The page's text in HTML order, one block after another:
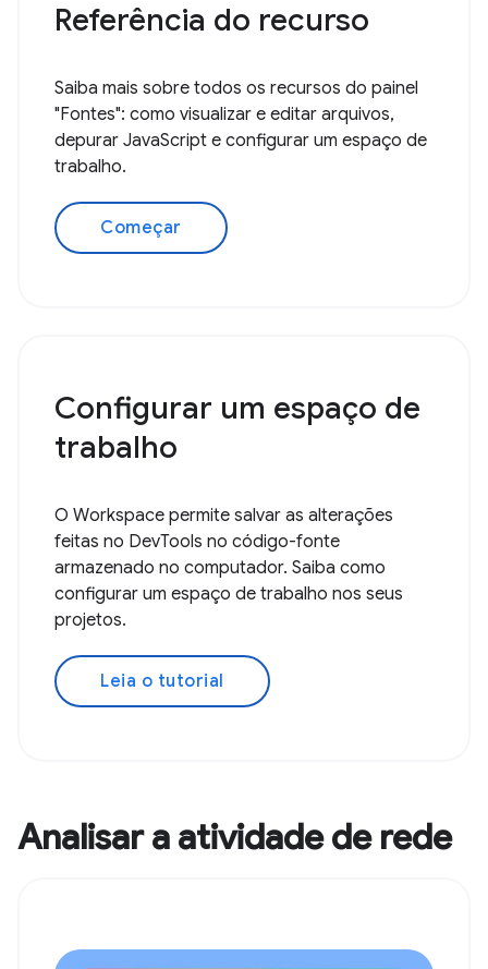
Referência do recurso
Saiba mais sobre todos os recursos do painel
"Fontes": como visualizar e editar arquivos,
depurar JavaScript e configurar um espaço de
trabalho.
Começar
Configurar um espaço de
trabalho
O Workspace permite salvar as alterações
feitas no DevTools no código-fonte
armazenado no computador. Saiba como
configurar um espaço de trabalho nos seus
projetos.
Leia o tutorial
Analisar a atividade de rede